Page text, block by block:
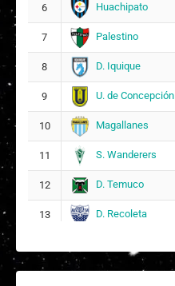
6 Huachipato
7 Palestino
8 D. Iquique
9 U. de Concepción
10 Magallanes
11 S. Wanderers
12 D. Temuco
13 D. Recoleta